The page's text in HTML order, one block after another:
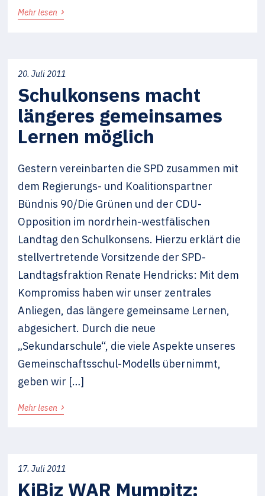
Mehr lesen ›
20. Juli 2011
Schulkonsens macht
längeres gemeinsames
Lernen möglich
Gestern vereinbarten die SPD zusammen mit
dem Regierungs- und Koalitionspartner
Bündnis 90/Die Grünen und der CDU-
Opposition im nordrhein-westfälischen
Landtag den Schulkonsens. Hierzu erklärt die
stellvertretende Vorsitzende der SPD-
Landtagsfraktion Renate Hendricks: Mit dem
Kompromiss haben wir unser zentrales
Anliegen, das längere gemeinsame Lernen,
abgesichert. Durch die neue
„Sekundarschule“, die viele Aspekte unseres
Gemeinschaftsschul-Modells übernimmt,
geben wir […]
Mehr lesen ›
17. Juli 2011
KiBiz WAR Mumpitz: